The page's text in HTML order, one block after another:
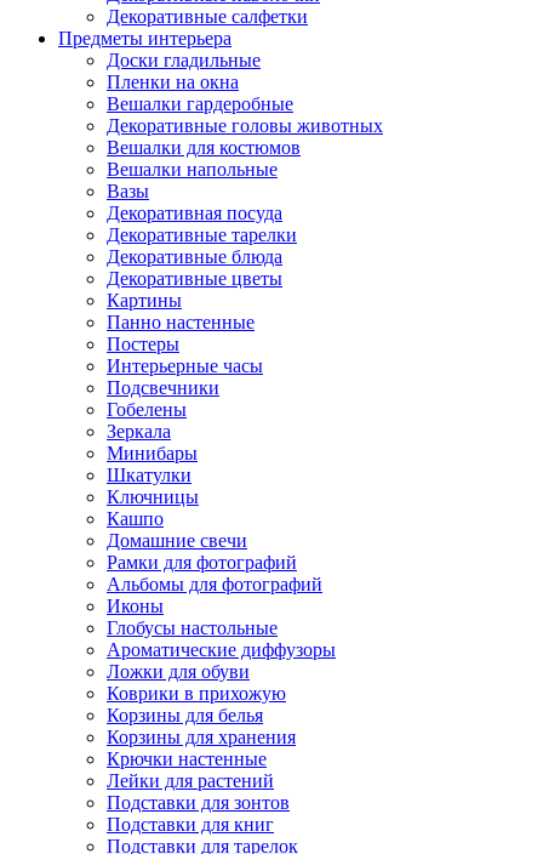
Декоративные салфетки
Предметы интерьера
Доски гладильные
Пленки на окна
Вешалки гардеробные
Декоративные головы животных
Вешалки для костюмов
Вешалки напольные
Вазы
Декоративная посуда
Декоративные тарелки
Декоративные блюда
Декоративные цветы
Картины
Панно настенные
Постеры
Интерьерные часы
Подсвечники
Гобелены
Зеркала
Минибары
Шкатулки
Ключницы
Кашпо
Домашние свечи
Рамки для фотографий
Альбомы для фотографий
Иконы
Глобусы настольные
Ароматические диффузоры
Ложки для обуви
Коврики в прихожую
Корзины для белья
Корзины для хранения
Крючки настенные
Лейки для растений
Подставки для зонтов
Подставки для книг
Подставки для тарелок